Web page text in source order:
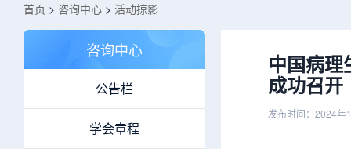
首页 > 咨询中心 > 活动掠影
咨询中心
公告栏
学会章程
中国病
成功召开
发布时间：2024年